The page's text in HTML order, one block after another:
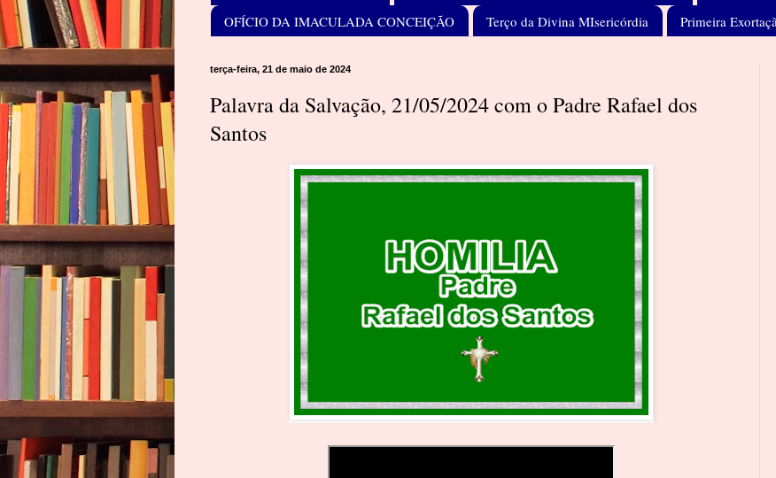
OFÍCIO DA IMACULADA CONCEIÇÃO
Terço da Divina MIsericórdia Primeira
terça-feira, 21 de maio de 2024
Palavra da Salvação, 21/05/2024 com o Padre Rafael dos
Santos